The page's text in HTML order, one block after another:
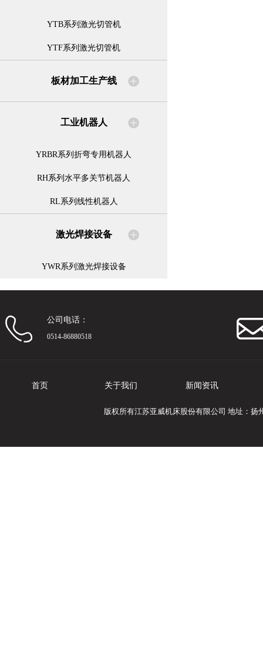
YTB系列激光切管机
YTF系列激光切管机
板材加工生产线
工业机器人
YRBR系列折弯专用机器人
RH系列水平多关节机器人
RL系列线性机器人
激光焊接设备
YWR系列激光焊接设备
公司电话：
0514-86880518
首页 关于我们 新闻资讯
版权所有江苏亚威机床股份有限公司 地址：